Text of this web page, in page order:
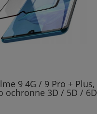
9 4G / 9 Pro + Plus,
ochronne 3D / 5D / 6D